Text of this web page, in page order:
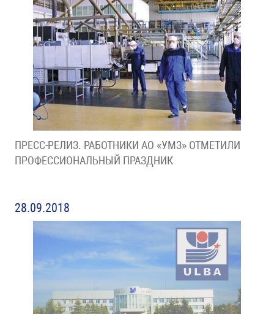
ПРЕСС-РЕЛИЗ. РАБОТНИКИ АО «УМЗ» ОТМЕТИЛИ
ПРОФЕССИОНАЛЬНЫЙ ПРАЗДНИК
28.09.2018